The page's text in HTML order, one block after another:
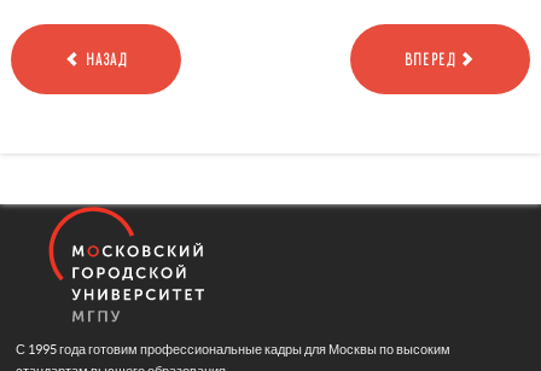
НАЗАД ВПЕРЕД
С 1995 года готовим профессиональные кадры для Москвы по высоким